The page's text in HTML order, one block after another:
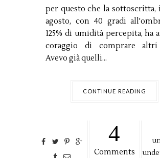
per questo che la sottoscritta,
agosto, con 40 gradi
125% di umidità percepita, ha
coraggio di comprare altri
Avevo già quelli...
CONTINUE READING
4
Comments